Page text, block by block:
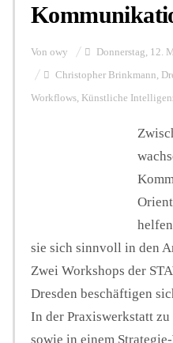
Von owy Donnerstag, 12.
Christopher Brinkmann,
Workflows, Künstliche
sie sich sinnvoll in den
Zwei Workshops der
Dresden beschäftigen
In der Praxiswerkstatt
sowie in einem